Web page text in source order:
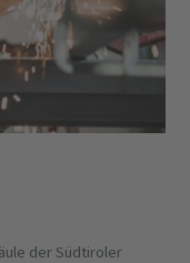
der Südtiroler